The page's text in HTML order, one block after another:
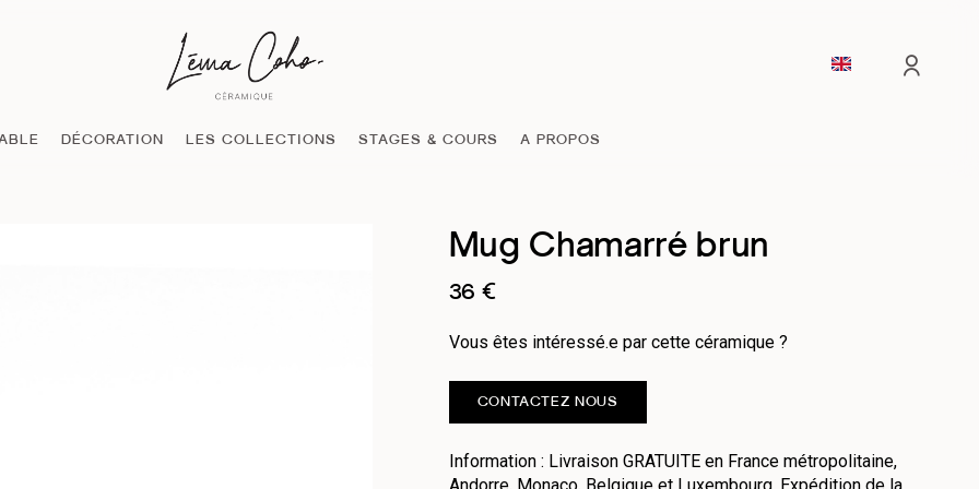
DÉCORATION LES COLLECTIONS STAGES & COURS A PROPOS
Mug Chamarré brun
36 €
Vous êtes intéressé.e par cette céramique ?
CONTACTEZ NOUS
Information : Livraison GRATUITE en France métropolitaine,